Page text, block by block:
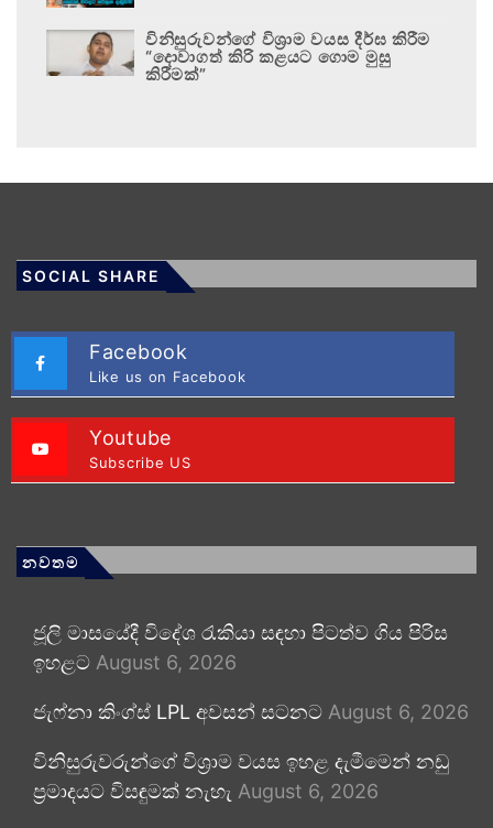
විනිසුරුවන්ගේ විශ්‍රාම වයස දීර්ඝ කිරීම
“දොවාගත් කිරි කළයට ගොම මුසු
කිරීමක්”
SOCIAL SHARE
Facebook
Like us on Facebook
Youtube
Subscribe US
නවතම
ජූලි මාසයේදී විදේශ රැකියා සඳහා පිටත්ව ගිය පිරිස
ඉහළට August 6, 2026
ජැෆ්නා කිංග්ස් LPL අවසන් සටනට August 6, 2026
විනිසුරුවරුන්ගේ විශ්‍රාම වයස ඉහළ දැමීමෙන් නඩු
ප්‍රමාදයට විසඳුමක් නැහැ August 6, 2026